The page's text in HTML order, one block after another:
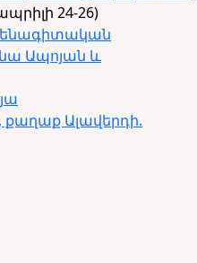
24-26)
Ապոյան և
քաղաք Ալավերդի.